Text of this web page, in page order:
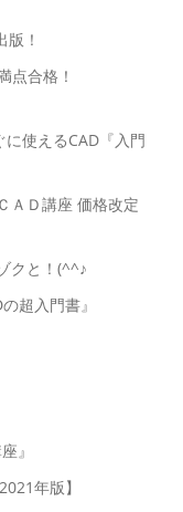
！
点合格！
使えるCAD『入門
ＡＤ講座 価格改定
クと！(^^♪
超入門書』
』
年版】